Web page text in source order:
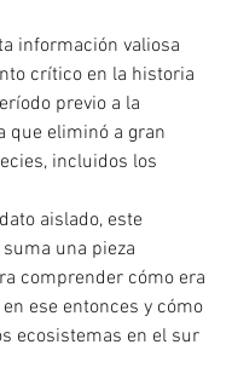
información valiosa
crítico en la historia
previo a la
que eliminó a gran
incluidos los
aislado, este
una pieza
comprender cómo era
ese entonces y cómo
ecosistemas en el sur